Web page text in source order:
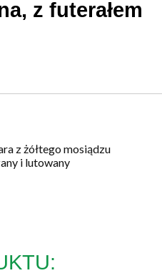
z futerałem
z żółtego mosiądzu
i lutowany